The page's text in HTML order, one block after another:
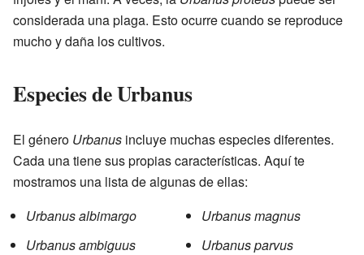
considerada una plaga. Esto ocurre cuando se reproduce
mucho y daña los cultivos.
Especies de Urbanus
El género Urbanus incluye muchas especies diferentes.
Cada una tiene sus propias características. Aquí te
mostramos una lista de algunas de ellas:
Urbanus albimargo
Urbanus ambiguus
Urbanus magnus
Urbanus parvus